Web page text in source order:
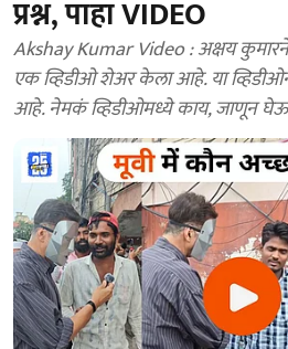
प्रश्न, पाहा VIDEO
Akshay Kumar Video : अक्षय
एक व्हिडीओ शेअर केला आहे. या
आहे. नेमकं व्हिडीओमध्ये काय, जाणून